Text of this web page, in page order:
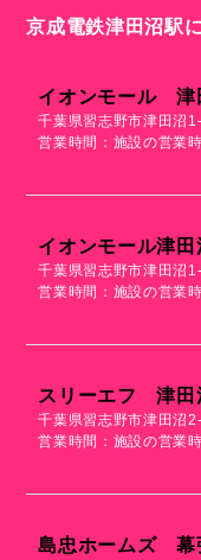
京成電鉄津田沼駅
イオンモール 津
千葉県習志野市津田沼
営業時間：施設の営業
イオンモール津
千葉県習志野市津田沼
営業時間：施設の営業
スリーエフ 津田
千葉県習志野市津田沼
営業時間：施設の営業
島忠ホームズ 幕